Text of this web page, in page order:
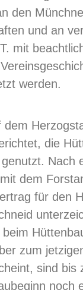
den
und an
mit
werden.
dem
die
Nach
dem
für den
zum
sind bis
noch